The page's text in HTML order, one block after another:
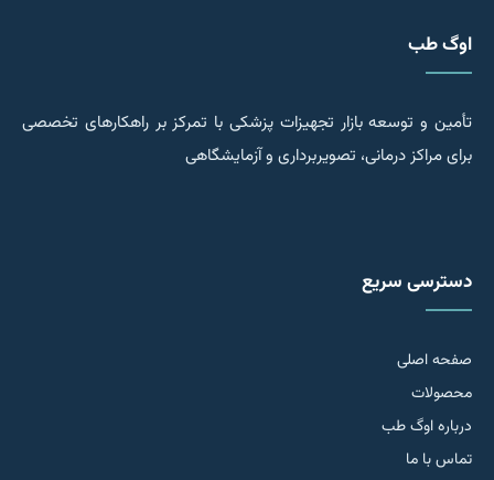
اوگ طب
تأمین و توسعه بازار تجهیزات پزشکی با تمرکز بر راهکارهای تخصصی
برای مراکز درمانی، تصویربرداری و آزمایشگاهی
دسترسی سریع
صفحه اصلی
محصولات
درباره اوگ طب
تماس با ما